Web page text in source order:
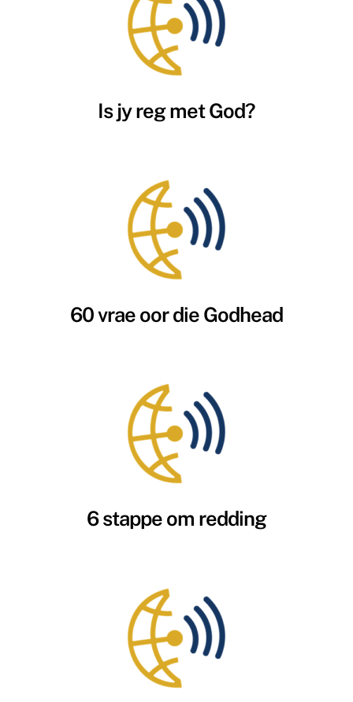
Is jy reg met God?
60 vrae oor die Godhead
6 stappe om redding